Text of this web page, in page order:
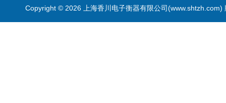
Copyright © 2026 上海香川电子衡器有限公司(www.shtzh.com)